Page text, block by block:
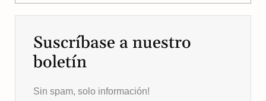
Suscríbase a nuestro
boletín
Sin spam, solo información!